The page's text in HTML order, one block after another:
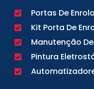
Portas De
Kit Porta De
Manutenção
Pintura